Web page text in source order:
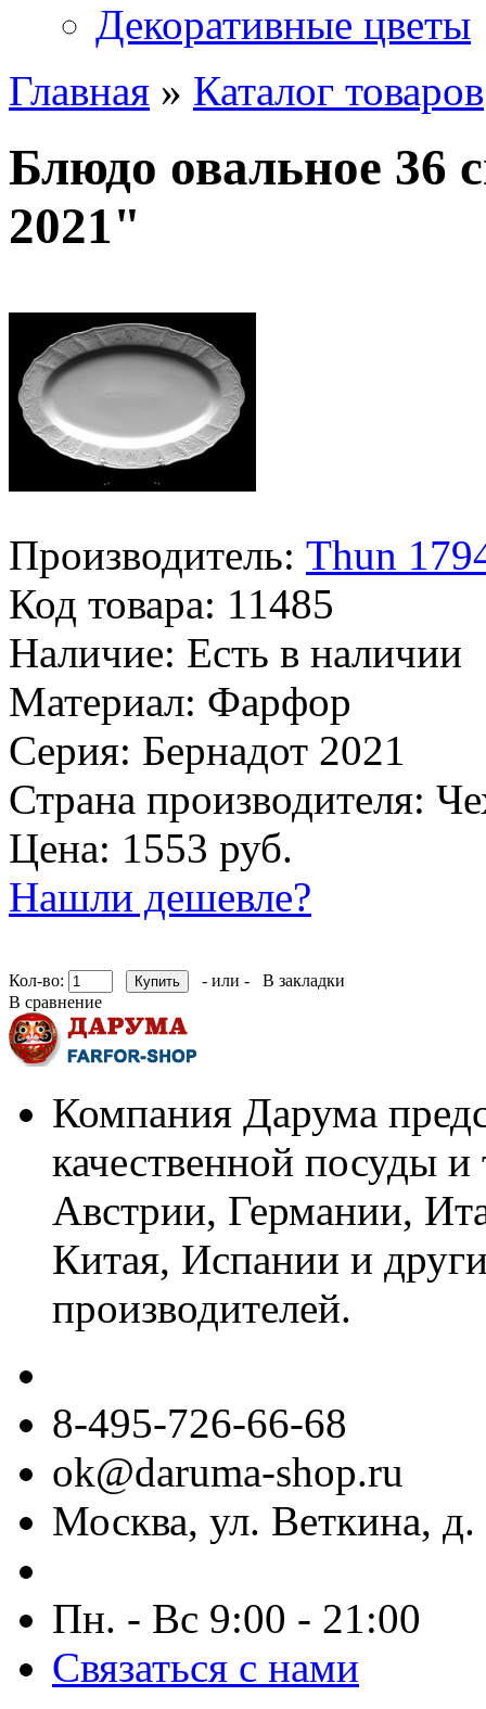
Декоративные цветы
Главная » Каталог товаров
Блюдо овальное 36
2021"
Производитель: Thun
Код товара: 11485
Наличие: Есть в наличии
Материал: Фарфор
Серия: Бернадот 2021
Страна производителя:
Цена: 1553 руб.
Нашли дешевле?
Кол-во: - или -
В закладки
В сравнение
Компания Дарума
качественной посуды
Австрии, Германии,
Китая, Испании и
производителей.
8-495-726-66-68
ok@daruma-shop.ru
Москва, ул. Веткина, д.
Пн. - Вс 9:00 - 21:00
Связаться с нами